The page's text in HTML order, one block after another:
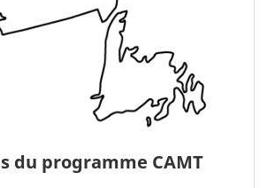
du programme CAMT